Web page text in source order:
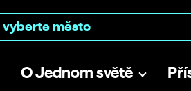
O Jednom světě